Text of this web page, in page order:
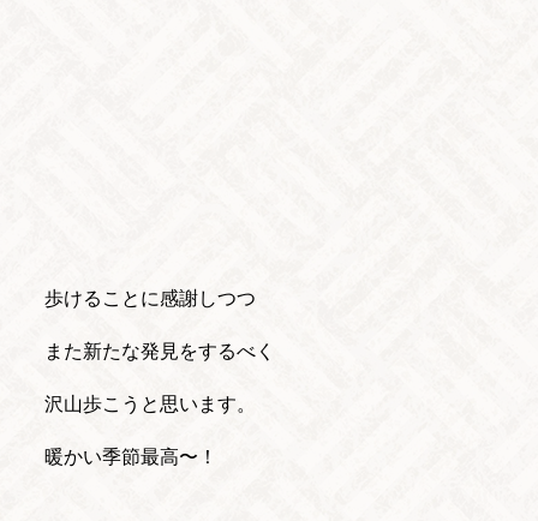
歩けることに感謝しつつ
また新たな発見をするべく
沢山歩こうと思います。
暖かい季節最高〜！